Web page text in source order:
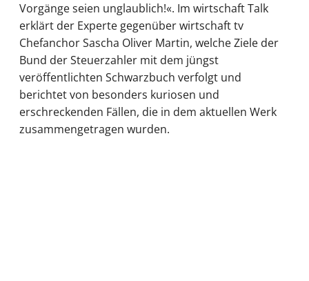
Vorgänge seien unglaublich!«. Im wirtschaft Talk
erklärt der Experte gegenüber wirtschaft tv
Chefanchor Sascha Oliver Martin, welche Ziele der
Bund der Steuerzahler mit dem jüngst
veröffentlichten Schwarzbuch verfolgt und
berichtet von besonders kuriosen und
erschreckenden Fällen, die in dem aktuellen Werk
zusammengetragen wurden.